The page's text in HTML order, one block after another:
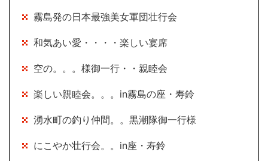
霧島発の日本最強美女軍団壮行会
和気あい愛・・・・楽しい宴席
空の。。。様御一行・・親睦会
楽しい親睦会。。。in霧島の座・寿鈴
湧水町の釣り仲間。。黒潮隊御一行様
にこやか壮行会。。in座・寿鈴